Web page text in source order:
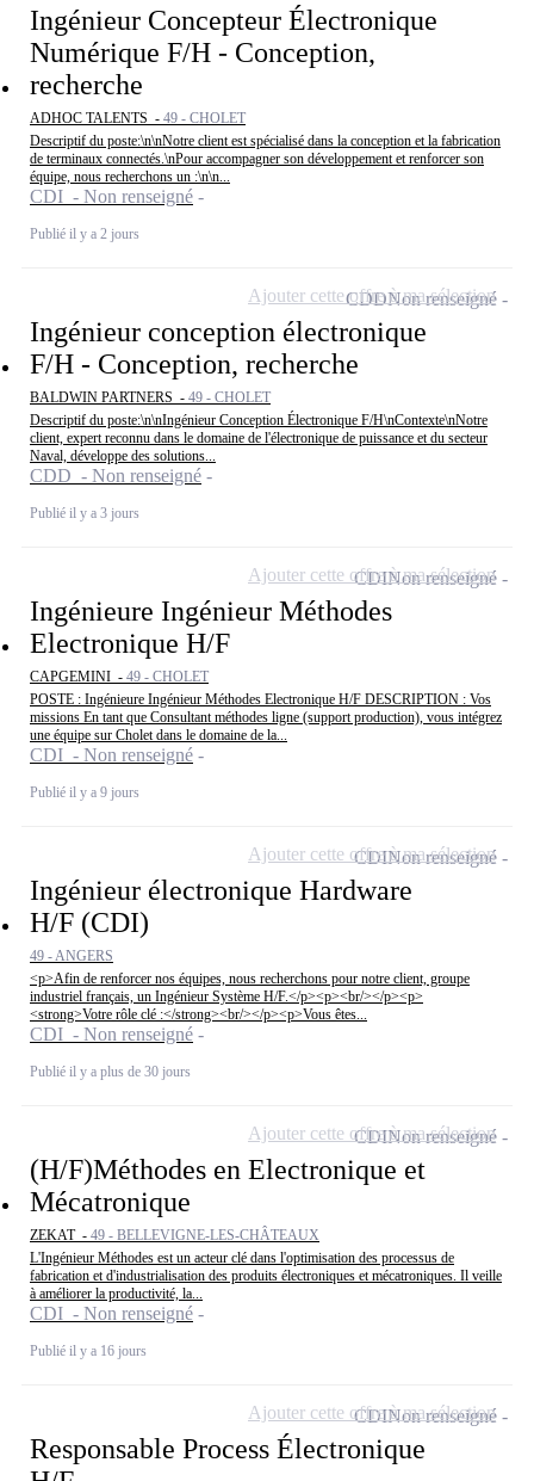
Ingénieur Concepteur Électronique
Numérique F/H - Conception,
recherche
ADHOC TALENTS - 49 - CHOLET
Descriptif du poste:\n\nNotre client est spécialisé dans la conception et la fabrication
de terminaux connectés.\nPour accompagner son développement et renforcer son
équipe, nous recherchons un :\n\n...
CDI - Non renseigné
Publié il y a 2 jours
Ingénieur conception électronique
F/H - Conception, recherche
BALDWIN PARTNERS - 49 - CHOLET
Descriptif du poste:\n\nIngénieur Conception Électronique F/H\nContexte\nNotre
client, expert reconnu dans le domaine de l'électronique de puissance et du secteur
Naval, développe des solutions...
CDD - Non renseigné
Publié il y a 3 jours
CDDNon renseigné
Ajouter cette offre à ma sélection
Ingénieure Ingénieur Méthodes
Electronique H/F
CAPGEMINI - 49 - CHOLET
POSTE : Ingénieure Ingénieur Méthodes Electronique H/F DESCRIPTION : Vos
missions En tant que Consultant méthodes ligne (support production), vous intégrez
une équipe sur Cholet dans le domaine de la...
CDI - Non renseigné
Publié il y a 9 jours
CDINon renseigné
Ajouter cette offre à ma sélection
Ingénieur électronique Hardware
H/F (CDI)
49 - ANGERS
<p>Afin de renforcer nos équipes, nous recherchons pour notre client, groupe
industriel français, un Ingénieur Système H/F.</p><p><br/></p><p>
<strong>Votre rôle clé :</strong><br/></p><p>Vous êtes...
CDI - Non renseigné
Publié il y a plus de 30 jours
CDINon renseigné
Ajouter cette offre à ma sélection
(H/F)Méthodes en Electronique et
Mécatronique
ZEKAT - 49 - BELLEVIGNE-LES-CHÂTEAUX
L'Ingénieur Méthodes est un acteur clé dans l'optimisation des processus de
fabrication et d'industrialisation des produits électroniques et mécatroniques. Il veille
à améliorer la productivité, la...
CDI - Non renseigné
Publié il y a 16 jours
CDINon renseigné
Ajouter cette offre à ma sélection
Responsable Process Électronique
CDINon renseigné
Ajouter cette offre à ma sélection